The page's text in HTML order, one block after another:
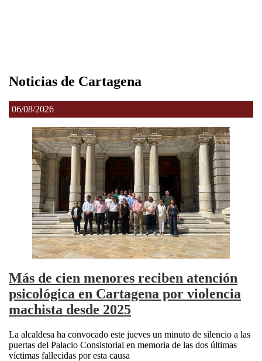
Noticias de Cartagena
06/08/2026
Más de cien menores reciben atención
psicológica en Cartagena por violencia
machista desde 2025
La alcaldesa ha convocado este jueves un minuto de silencio a las
puertas del Palacio Consistorial en memoria de las dos últimas
víctimas fallecidas por esta causa